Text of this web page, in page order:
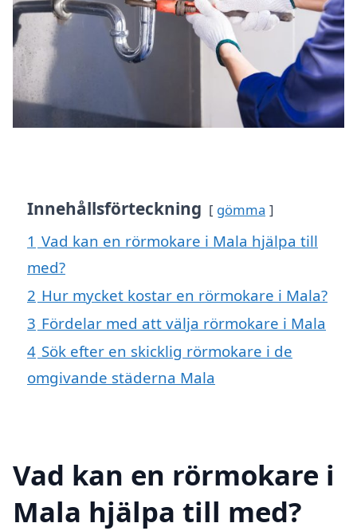
Innehållsförteckning gömma
1 Vad kan en rörmokare i Mala hjälpa till
med?
2 Hur mycket kostar en rörmokare i Mala?
3 Fördelar med att välja rörmokare i Mala
4 Sök efter en skicklig rörmokare i de
omgivande städerna Mala
Vad kan en rörmokare i
Mala hjälpa till med?